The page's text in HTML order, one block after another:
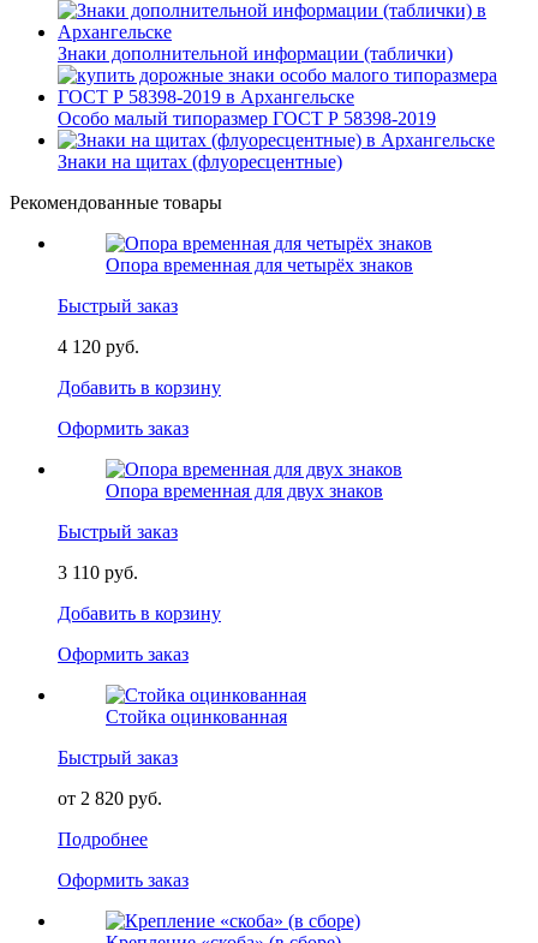
Знаки дополнительной информации (таблички)
Особо малый типоразмер ГОСТ Р 58398-2019
Знаки на щитах (флуоресцентные)
Рекомендованные товары
Опора временная для четырёх знаков
Быстрый заказ
4 120 руб.
Добавить в корзину
Оформить заказ
Опора временная для двух знаков
Быстрый заказ
3 110 руб.
Добавить в корзину
Оформить заказ
Стойка оцинкованная
Быстрый заказ
от 2 820 руб.
Подробнее
Оформить заказ